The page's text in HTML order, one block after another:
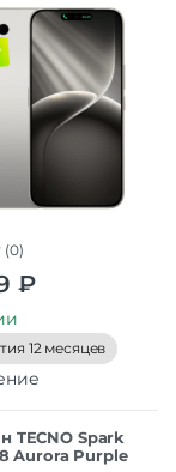
(0)
₽
12 месяцев
TECNO Spark
Aurora Purple